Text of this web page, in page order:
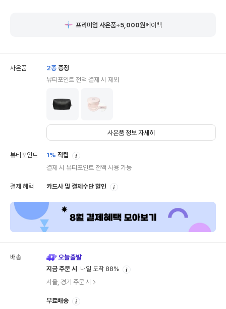
프리미엄 사은품+5,000원페이백
사은품 2종 증정
뷰티포인트 전액 결제 시 제외
사은품 정보 자세히
뷰티포인트 1% 적립
결제 시 뷰티포인트 전액 사용 가능
결제 혜택 카드사 및 결제수단 할인
배송
지금 주문 시
내일 도착 88%
서울, 경기 주문 시
무료배송